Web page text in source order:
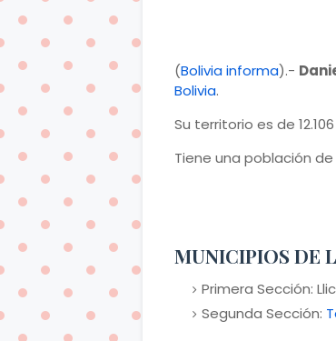
(Bolivia informa).-
Bolivia.
Su territorio es de
Tiene una población
MUNICIPIOS DE
Primera Sección:
Segunda Sección: